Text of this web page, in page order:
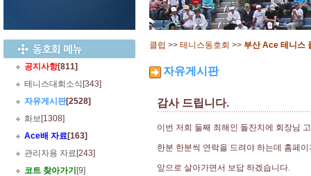
공지사항[811]
테니스대회소식 [343]
자유게시판[2528]
화보 [1308]
Ace배 자료[163]
관리자용 자료 [243]
코트 찾아가기 [9]
클럽 >> 테니스동호회 >> 부산 Ace 테니스
자유게시판
감사 드립니다.
이번 저희 둘째 최해인 돌잔치에 회장님
한분 한분씩 연락을 드려야 하는데 홈페
앞으로 살아가면서 보답 하겠습니다.